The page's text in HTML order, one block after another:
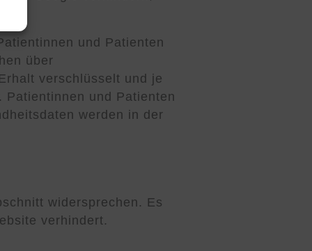
und Patienten
über
verschlüsselt und je
und Patienten
werden in der
widersprechen. Es
verhindert.